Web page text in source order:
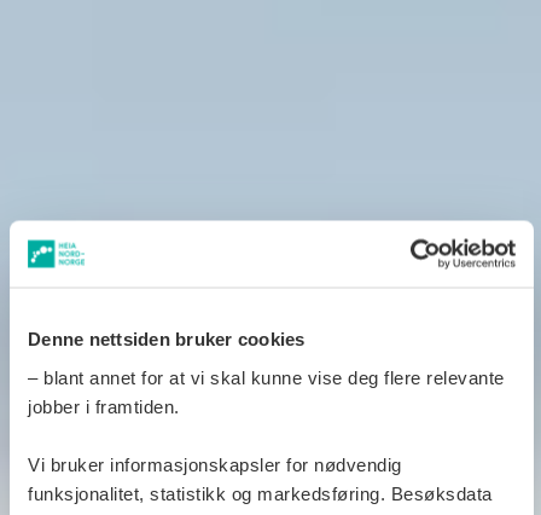
Denne nettsiden bruker cookies
– blant annet for at vi skal kunne vise deg flere relevante
jobber i framtiden.
Vi bruker informasjonskapsler for nødvendig
funksjonalitet, statistikk og markedsføring. Besøksdata